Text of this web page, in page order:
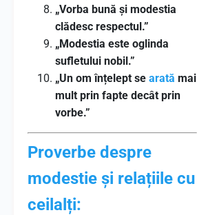
„Vorba bună și modestia
clădesc respectul.”
„Modestia este oglinda
sufletului nobil.”
„Un om înțelept se arată mai
mult prin fapte decât prin
vorbe.”
Proverbe despre
modestie și relațiile cu
ceilalți: